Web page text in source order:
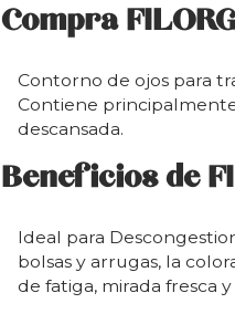
Compra
Contorno de ojos para
Contiene
descansada.
Beneficios de
Ideal para
bolsas y arrugas, la
de fatiga, mirada fresca